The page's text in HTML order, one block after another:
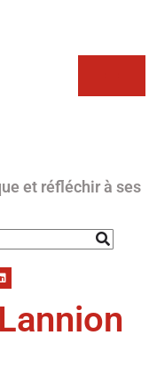
et réfléchir à ses